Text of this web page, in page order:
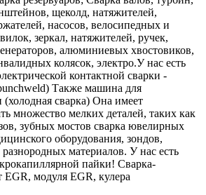
щеколд, натяжителей,
насосов, велосипедных и
зеркал, натяжителей, ручек,
алюминиевых хвостовиков,
колясок, электро.У нас есть
контактной сварки -
Также машина для
сварка) Она имеет
множество мелких деталей, таких как
зубных мостов сварка ювелирных
оборудования, зондов,
материалов. У нас есть
пайки! Сварка-
модуля EGR, кулера